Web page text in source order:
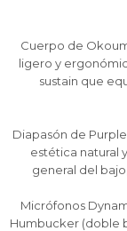
Cuerpo de
ligero y
sustain que
Diapasón de
estética natural
general del
Micrófonos
Humbucker (doble
Cédula
Fecha
Día
Estás
Elegís
Parece
el
Cédula
Fecha
Día
Estás
Elegís
Parece
el
Cédula
Fecha
Día
Estás
Elegís
Parece
el